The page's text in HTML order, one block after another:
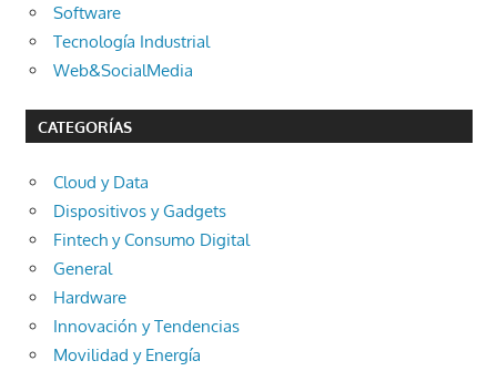
Software
Tecnología Industrial
Web&SocialMedia
CATEGORÍAS
Cloud y Data
Dispositivos y Gadgets
Fintech y Consumo Digital
General
Hardware
Innovación y Tendencias
Movilidad y Energía